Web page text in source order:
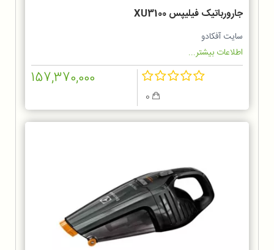
جارورباتیک فیلیپس XU3100
سایت آفکادو
اطلاعات بیشتر...
157,370,000